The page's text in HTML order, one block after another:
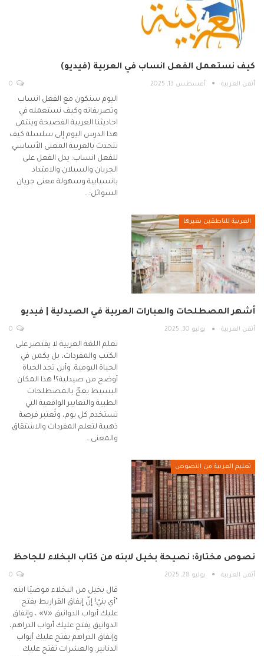
كيف نستعمل الفعل انساب في العربية (فيديو)
أتقن العربية أغسطس 13, 2025
اليوم سنكون مع الفعل انساب
وتصريفاته وكيف نستعمله في
احاديثنا العربية الفصيحة وينتمي
هذا الدرس اليوم إلى سلسلة كيف
تتحدث بالعربية المعنى الأساسي
للفعل انساب: يدل الفعل على
الجريان والسيلان والامتداد
بانسيابية وسهولة معنى جريان
السوائل:…
العربية للناطقين بغيرها
أشهر المصطلحات والعبارات العربية في الصيدلية | فيديو
أتقن العربية يوليو 30, 2025
تعلم اللغة العربية لا يقتصر على
الكتب والمفردات، بل يكمن في
الحياة اليومية. وأين تجد الحياة
أوضح من صيدلية؟! هذا المكان
البسيط يعجّ بالمصطلحات
الطبية والتعابير الواقعية التي
تستخدم كل يوم، وتُعتبر فرصة
ذهبية لتعلم المفردات والاشتقاق
والمعنى…
تعليم العربية من النصوص
نصوص مختارة: نصيحة بخيل لابنه من كتاب البخلاء للجاحظ
أتقن العربية يوليو 28, 2025
قال بخيل من البخلاء موصيًا ابنه:
"أي بنيّ! إنّ إنفاق القراريط يفتح
عليك أبواب الدوانيق «٧» ، وإنفاق
الدوانيق يفتح عليك أبواب الدراهم،
وإنفاق الدراهم يفتح عليك أبواب
الدنانير. والعشرات تفتح عليك